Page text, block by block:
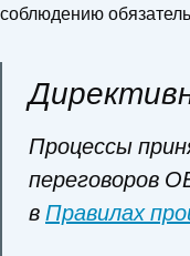
соблюдению
Процессы
переговоров
вПравилах